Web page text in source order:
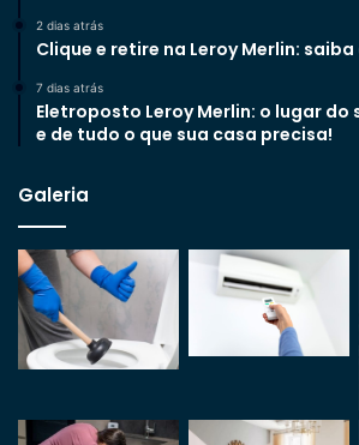
2 dias atrás
Clique e retire na Leroy Merlin:
7 dias atrás
Eletroposto Leroy Merlin: o lugar do
e de tudo o que sua casa precisa!
Galeria